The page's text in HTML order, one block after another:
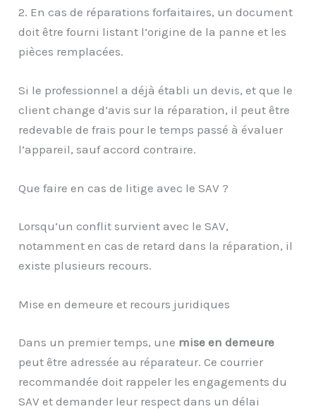
2. En cas de réparations forfaitaires, un document
doit être fourni listant l’origine de la panne et les
pièces remplacées.
Si le professionnel a déjà établi un devis, et que le
client change d’avis sur la réparation, il peut être
redevable de frais pour le temps passé à évaluer
l’appareil, sauf accord contraire.
Que faire en cas de litige avec le SAV ?
Lorsqu’un conflit survient avec le SAV,
notamment en cas de retard dans la réparation, il
existe plusieurs recours.
Mise en demeure et recours juridiques
Dans un premier temps, une mise en demeure
peut être adressée au réparateur. Ce courrier
recommandée doit rappeler les engagements du
SAV et demander leur respect dans un délai